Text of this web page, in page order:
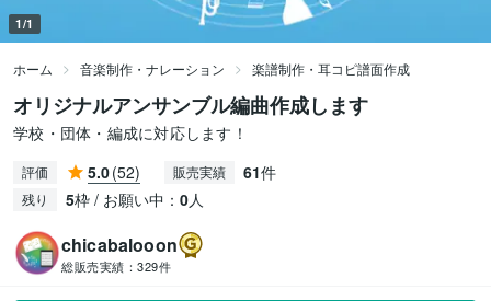
1/1
ホーム 音楽制作・ナレーション 楽譜制作・耳コピ譜面作成
オリジナルアンサンブル編曲作成します
学校・団体・編成に対応します！
評価 5.0(52) 販売実績 61件
残り 5枠 / お願い中： 0人
chicabalooon
総販売実績： 329件